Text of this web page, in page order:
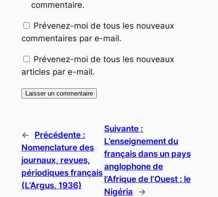
commentaire.
Prévenez-moi de tous les nouveaux
commentaires par e-mail.
Prévenez-moi de tous les nouveaux
articles par e-mail.
←
Précédente :
Nomenclature des
journaux, revues,
périodiques français
(L’Argus, 1936)
Suivante :
L’enseignement du
français dans un pays
anglophone de
l’Afrique de l’Ouest : le
Nigéria
→